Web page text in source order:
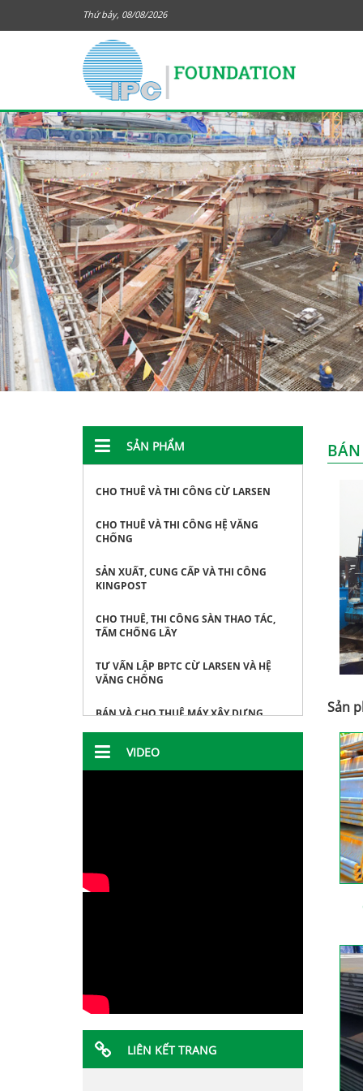
Thứ bảy, 08/08/2026
Sản
SẢN PHẨM
CHO THUÊ VÀ THI CÔNG CỪ LARSEN
CHO THUÊ VÀ THI CÔNG HỆ VĂNG
CHỐNG
SẢN XUẤT, CUNG CẤP VÀ THI CÔNG
KINGPOST
CHO THUÊ, THI CÔNG SÀN THAO TÁC,
TẤM CHỐNG LẦY
TƯ VẤN LẬP BPTC CỪ LARSEN VÀ HỆ
VĂNG CHỐNG
BÁN VÀ CHO THUÊ MÁY XÂY DỰNG
VIDEO
LIÊN KẾT TRANG